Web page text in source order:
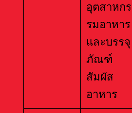
อุตสาหกร
รมอาหาร
และบรรจุ
ภัณฑ์
สัมผัส
อาหาร